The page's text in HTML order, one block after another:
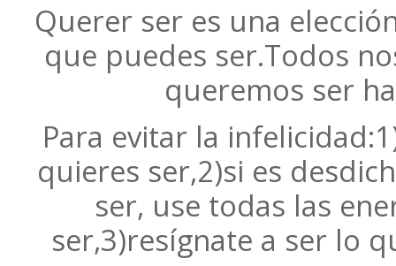
Querer ser es una
que puedes ser.Todos
queremos ser
Para evitar la
quieres ser,2)si es
ser, use todas las
ser,3)resígnate a ser lo